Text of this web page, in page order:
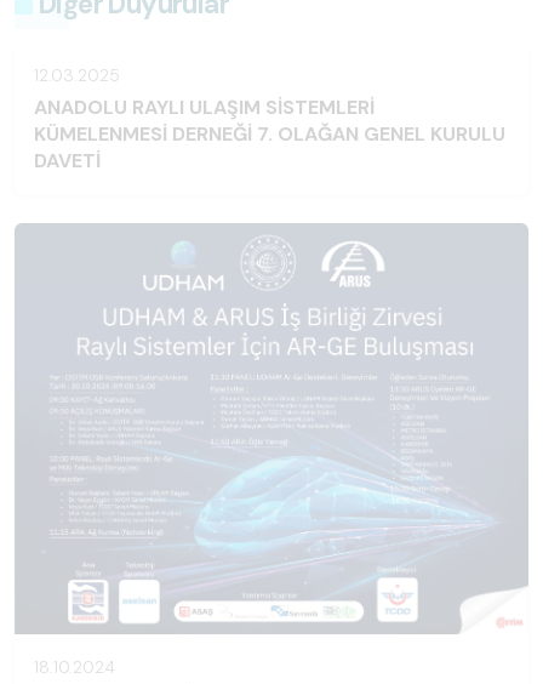
12.03.2025
ANADOLU RAYLI ULAŞIM SİSTEMLERİ
KÜMELENMESİ DERNEĞİ 7. OLAĞAN GENEL KURULU
DAVETİ
18.10.2024